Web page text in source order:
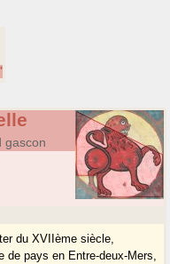
gascon
du XVIIème siècle,
de pays en Entre-deux-Mers,